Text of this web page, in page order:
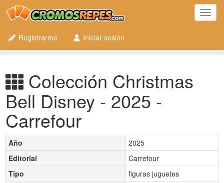
Registrarme
Iniciar sesión
Colección Christmas
Bell Disney - 2025 -
Carrefour
Año
2025
Editorial
Carrefour
Tipo
figuras juguetes